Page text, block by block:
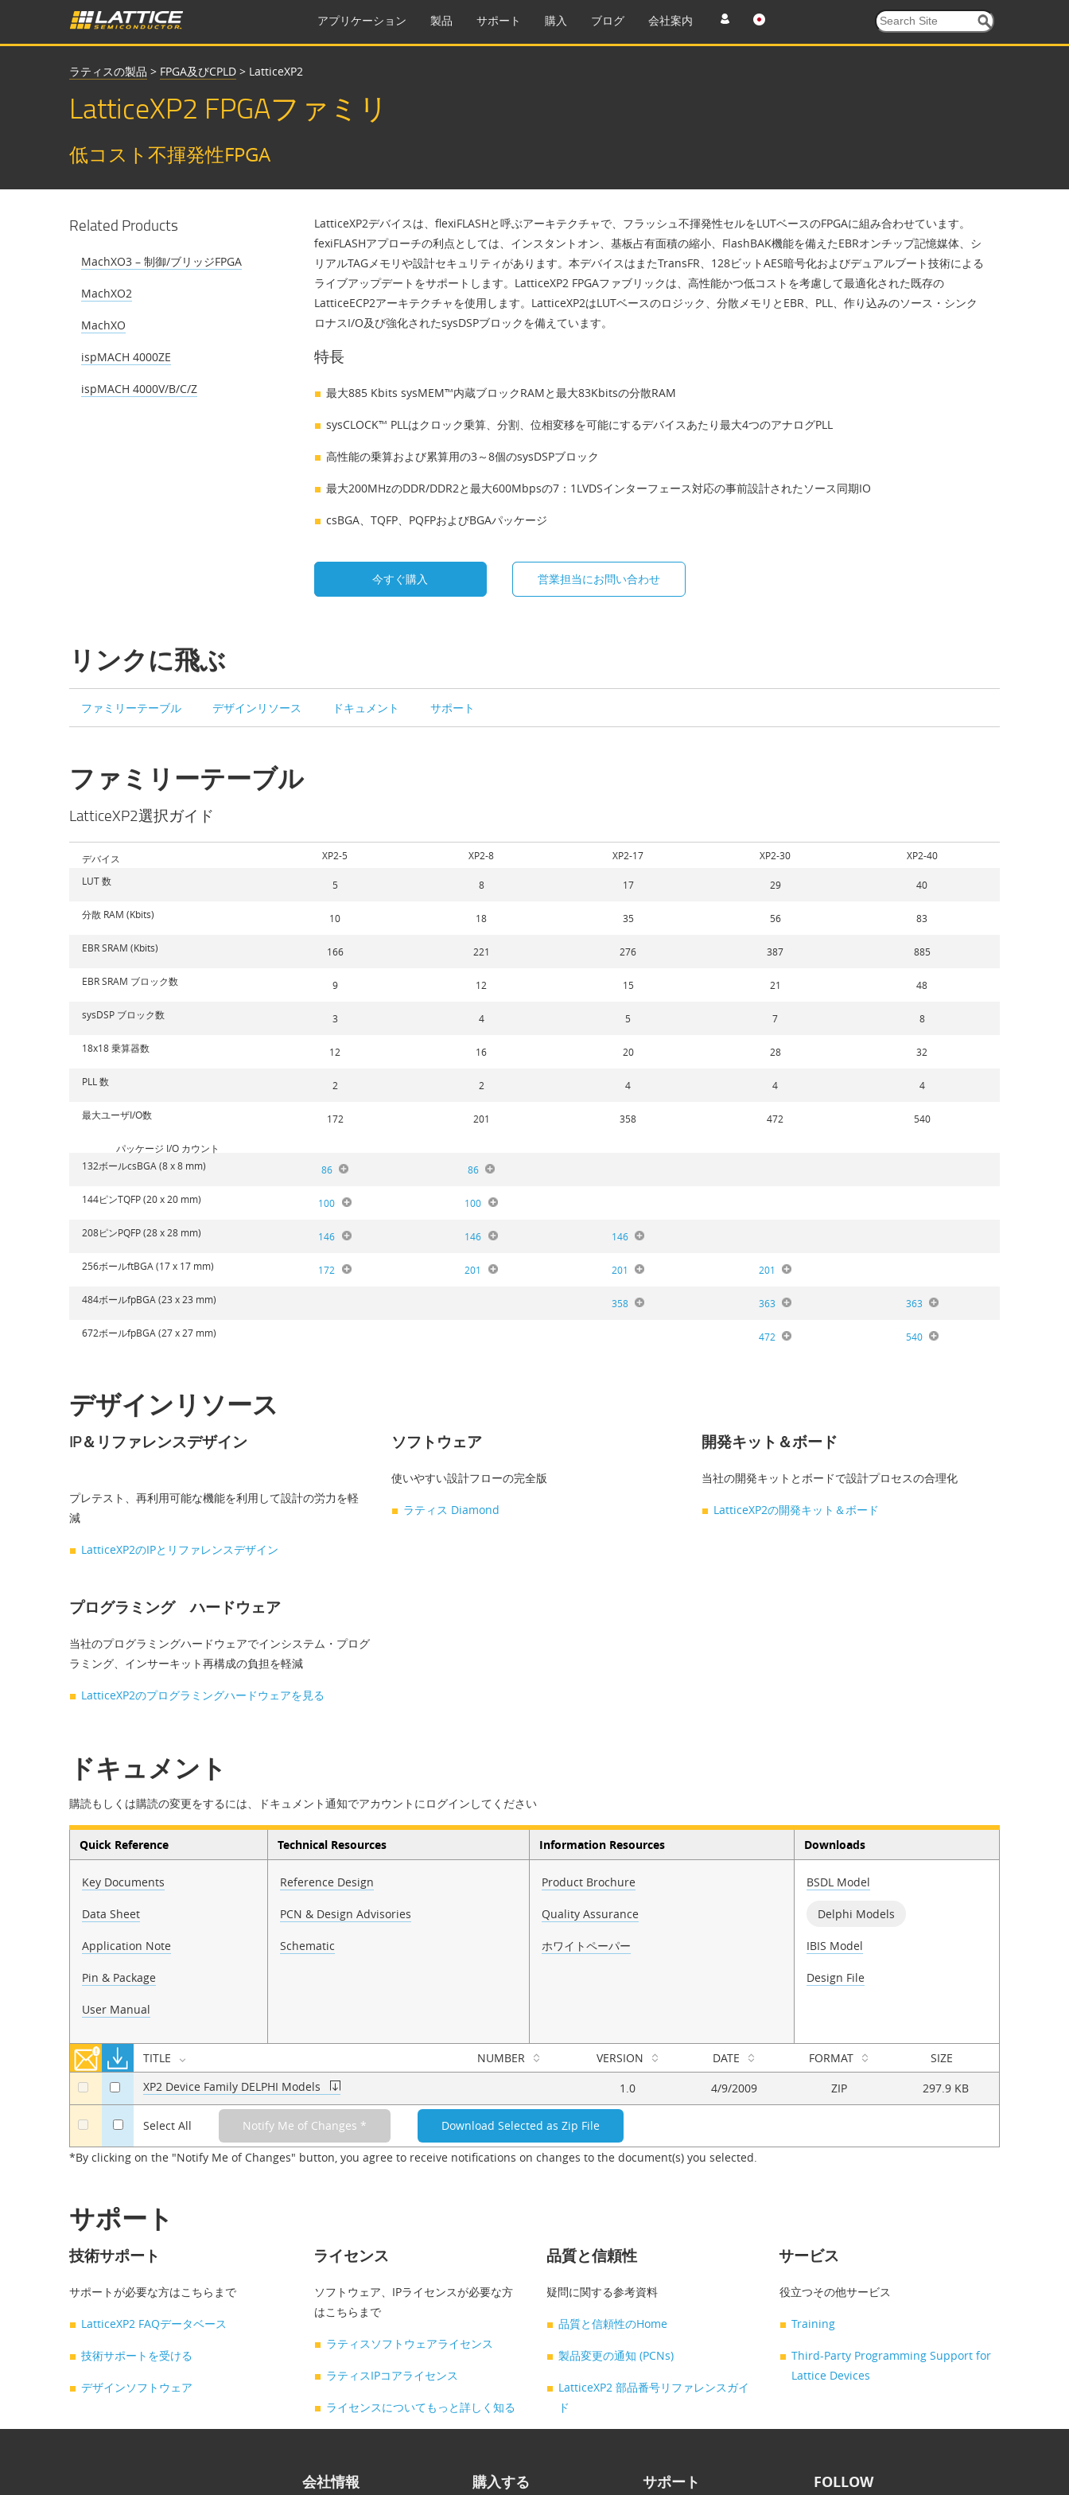
アプリケーション 製品 サポート 購入 ブログ 会社案内
ラティスの製品 > FPGA及びCPLD > LatticeXP2
LatticeXP2 FPGAファミリ
低コスト不揮発性FPGA
Related Products
MachXO3 – 制御/ブリッジFPGA
MachXO2
MachXO
ispMACH 4000ZE
ispMACH 4000V/B/C/Z
LatticeXP2デバイスは、flexiFLASHと呼ぶアーキテクチャで、フラッシュ不揮発性セルをLUTベースのFPGAに組み合わせています。
fexiFLASHアプローチの利点としては、インスタントオン、基板占有面積の縮小、FlashBAK機能を備えたEBRオンチップ記憶媒体、シ
リアルTAGメモリや設計セキュリティがあります。本デバイスはまたTransFR、128ビットAES暗号化およびデュアルブート技術による
ライブアップデートをサポートします。LatticeXP2 FPGAファブリックは、高性能かつ低コストを考慮して最適化された既存の
LatticeECP2アーキテクチャを使用します。LatticeXP2はLUTベースのロジック、分散メモリとEBR、PLL、作り込みのソース・シンク
ロナスI/O及び強化されたsysDSPブロックを備えています。
特長
最大885 Kbits sysMEM™内蔵ブロックRAMと最大83Kbitsの分散RAM
sysCLOCK™ PLLはクロック乗算、分割、位相変移を可能にするデバイスあたり最大4つのアナログPLL
高性能の乗算および累算用の3～8個のsysDSPブロック
最大200MHzのDDR/DDR2と最大600Mbpsの7：1LVDSインターフェース対応の事前設計されたソース同期IO
csBGA、TQFP、PQFPおよびBGAパッケージ
今すぐ購入 営業担当にお問い合わせ
リンクに飛ぶ
ファミリーテーブル デザインリソース ドキュメント サポート
ファミリーテーブル
LatticeXP2選択ガイド
デバイス XP2-5 XP2-8 XP2-17 XP2-30
XP2-40
LUT 数
5 8 17 29 40
分散 RAM (Kbits) 10 18 35 56 83
EBR SRAM (Kbits) 166 221 276 387 885
EBR SRAM ブロック数 9 12 15 21 48
sysDSP ブロック数 3 4 5 7 8
18x18 乗算器数 12 16 20 28 32
PLL 数 2 2 4 4 4
最大ユーザI/O数 172 201 358 472 540
パッケージ I/O カウント
132ボールcsBGA (8 x 8 mm)
86 86
144ピンTQFP (20 x 20 mm) 100 100
208ピンPQFP (28 x 28 mm) 146 146 146
256ボールftBGA (17 x 17 mm) 172 201 201 201
484ボールfpBGA (23 x 23 mm) 358 363 363
672ボールfpBGA (27 x 27 mm) 472 540
デザインリソース
IP＆リファレンスデザイン
プレテスト、再利用可能な機能を利用して設計の労力を軽
減
LatticeXP2のIPとリファレンスデザイン
ソフトウェア
使いやすい設計フローの完全版
ラティス Diamond
開発キット＆ボード
当社の開発キットとボードで設計プロセスの合理化
LatticeXP2の開発キット＆ボード
プログラミング ハードウェア
当社のプログラミングハードウェアでインシステム・プログ
ラミング、インサーキット再構成の負担を軽減
LatticeXP2のプログラミングハードウェアを見る
ドキュメント
購読もしくは購読の変更をするには、ドキュメント通知でアカウントにログインしてください
Quick Reference
Key Documents
Data Sheet
Application Note
Pin & Package
User Manual
Technical Resources
Reference Design
PCN & Design Advisories
Schematic
Information Resources
Product Brochure
Quality Assurance
ホワイトペーパー
Downloads
BSDL Model
Delphi Models
IBIS Model
Design File
TITLE NUMBER VERSION DATE FORMAT SIZE
a Select All
a a XP2 Device Family DELPHI Models 1.0 4/9/2009 ZIP 297.9 KB
*By clicking on the "Notify Me of Changes" button, you agree to receive notifications on changes to the document(s) you selected.
サポート
技術サポート
サポートが必要な方はこちらまで
LatticeXP2 FAQデータベース
技術サポートを受ける
デザインソフトウェア
ライセンス
ソフトウェア、IPライセンスが必要な方
はこちらまで
ラティスソフトウェアライセンス
ラティスIPコアライセンス
ライセンスについてもっと詳しく知る
品質と信頼性
疑問に関する参考資料
品質と信頼性のHome
製品変更の通知 (PCNs)
LatticeXP2 部品番号リファレンスガイ
ド
サービス
役立つその他サービス
Training
Third-Party Programming Support for
Lattice Devices
会社情報 購入する サポート FOLLOW